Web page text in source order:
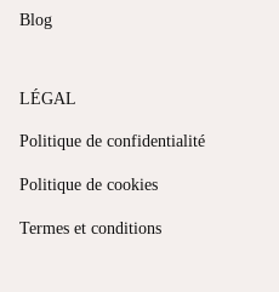
Blog
LÉGAL
Politique de confidentialité
Politique de cookies
Termes et conditions